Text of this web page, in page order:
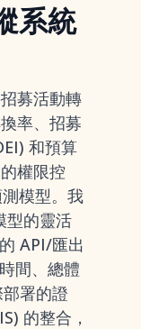
系統
募活動轉
率、招募
和預算
權限控
模型。我
型的靈活
API/匯出
間、總體
署的證
的整合，